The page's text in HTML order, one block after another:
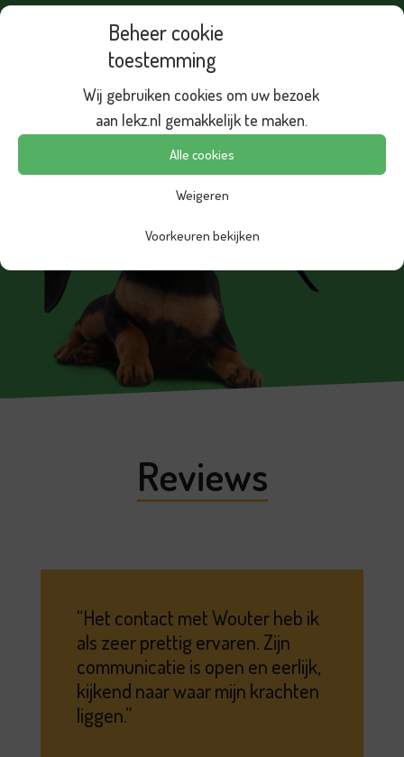
Beheer cookie
toestemming
Wij gebruiken cookies om uw bezoek
aan lekz.nl gemakkelijk te maken.
Alle cookies
Weigeren
Voorkeuren bekijken
Meer over ons
Reviews
Het contact met Wouter heb ik
als zeer prettig ervaren. Zijn
communicatie is open en eerlijk,
kijkend naar waar mijn krachten
liggen.